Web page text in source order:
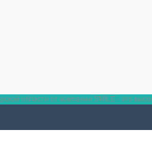
области от компании SMILE - это